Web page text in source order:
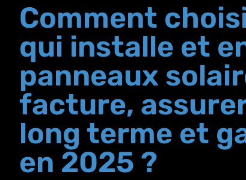
Comment
qui installe et
panneaux
facture,
long terme et
en 2025 ?